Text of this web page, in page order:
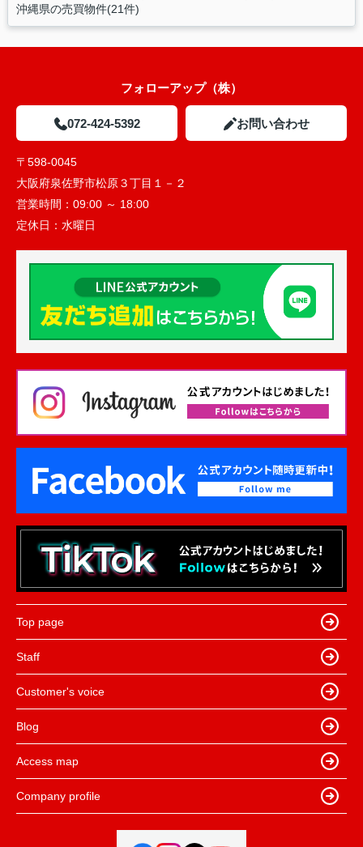
沖縄県の売買物件(21件)
フォローアップ（株）
072-424-5392 お問い合わせ
〒598-0045
大阪府泉佐野市松原３丁目１－２
営業時間： 09:00 ～ 18:00
定休日： 水曜日
Top page
Staff
Customer's voice
Blog
Access map
Company profile